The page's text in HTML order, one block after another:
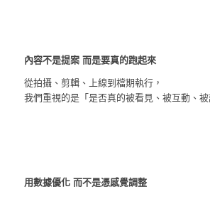
內容不是提案 而是要真的跑起來
從拍攝、剪輯、上線到檔期執行，
我們重視的是「是否真的被看見、被互動、被
用數據優化 而不是憑感覺調整